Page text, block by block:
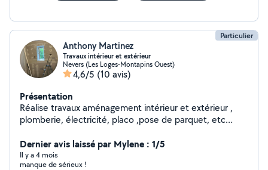
Particulier
Anthony Martinez
Travaux intérieur et extérieur
Nevers (Les Loges-Montapins Ouest)
4,6/5 (10 avis)
Présentation
Réalise travaux aménagement intérieur et extérieur ,
plomberie, électricité, placo ,pose de parquet, etc
renseignements me contacter
Dernier avis laissé par Mylene : 1/5
Il y a 4 mois
manque de sérieux !